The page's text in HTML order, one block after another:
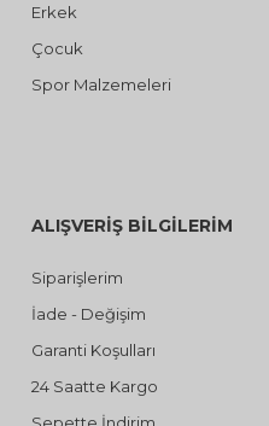
Erkek
Çocuk
Spor Malzemeleri
ALIŞVERİŞ BİLGİLERİM
Siparişlerim
İade - Değişim
Garanti Koşulları
24 Saatte Kargo
Sepette İndirim